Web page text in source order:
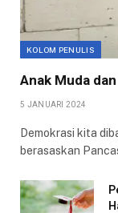
KOLOM PENULIS
Anak Muda
5 JANUARI 2024
Demokrasi kita
berasaskan